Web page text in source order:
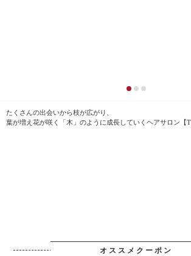
たくさんの出会いから枝が広がり、
葉が増え花が咲く「木」のように成長していくヘアサロン【
オススメクーポン